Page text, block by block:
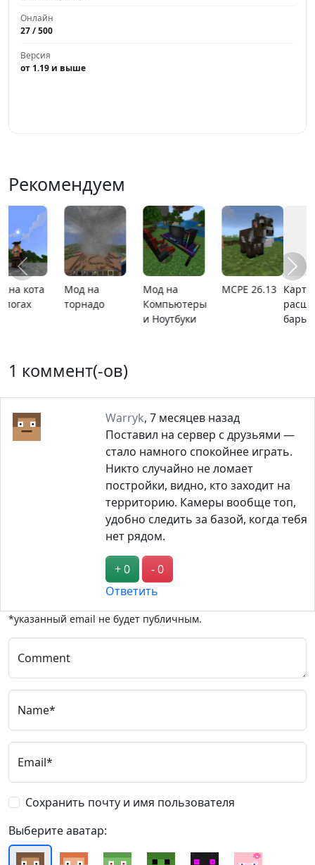
Онлайн
27 / 500
Версия
от 1.19 и выше
Рекомендуем
Карта
расширяющийся
MCPE 26.1 Карта ада
Карта на
мини игры
1 коммент(-ов)
Warryk, 7 месяцев назад
Поставил на сервер с друзьями —
стало намного спокойнее играть.
Никто случайно не ломает
постройки, видно, кто заходит на
территорию. Камеры вообще топ,
удобно следить за базой, когда тебя
нет рядом.
+ 0
- 0
Ответить
*указанный email не будет публичным.
Comment
Name*
Email*
Сохранить почту и имя пользователя
Выберите аватар: